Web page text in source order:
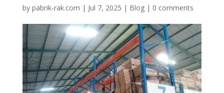
by pabrik-rak.com | Jul 7, 2025 | Blog| 0 comments